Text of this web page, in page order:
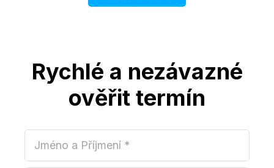
Rychlé a nezávazné
ověřit termín